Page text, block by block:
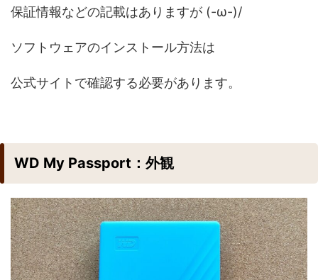
保証情報などの記載はありますが (-ω-)/
ソフトウェアのインストール方法は
公式サイトで確認する必要があります。
WD My Passport：外観